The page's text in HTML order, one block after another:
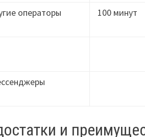
операторы 100 минут
и